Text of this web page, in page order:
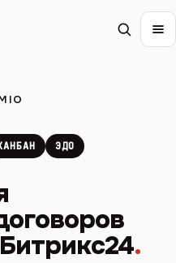
ЭДО
.